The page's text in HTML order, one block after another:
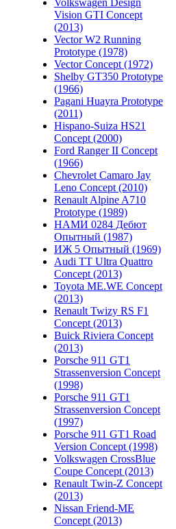
Volkswagen Design
Vision GTI Concept
(2013)
Vector W2 Running
Prototype (1978)
Vector Concept (1972)
Shelby GT350 Prototype
(1966)
Pagani Huayra Prototype
(2011)
Hispano-Suiza HS21
Concept (2000)
Ford Ranger II Concept
(1966)
Chevrolet Camaro Jay
Leno Concept (2010)
Renault Alpine A710
Prototype (1989)
НАМИ 0284 Дебют
Опытный (1987)
ИЖ 5 Опытный (1969)
Audi TT Ultra Quattro
Concept (2013)
Toyota ME.WE Concept
(2013)
Renault Twizy RS F1
Concept (2013)
Buick Riviera Concept
(2013)
Porsche 911 GT1
Strassenversion Concept
(1998)
Porsche 911 GT1
Strassenversion Concept
(1997)
Porsche 911 GT1 Road
Version Concept (1998)
Volkswagen CrossBlue
Coupe Concept (2013)
Renault Twin-Z Concept
(2013)
Nissan Friend-ME
Concept (2013)